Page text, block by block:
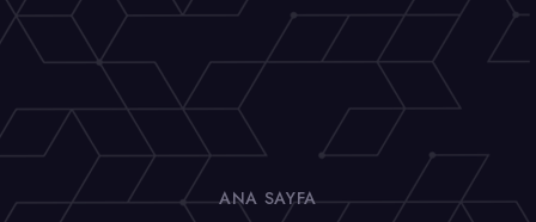
ANA SAYFA